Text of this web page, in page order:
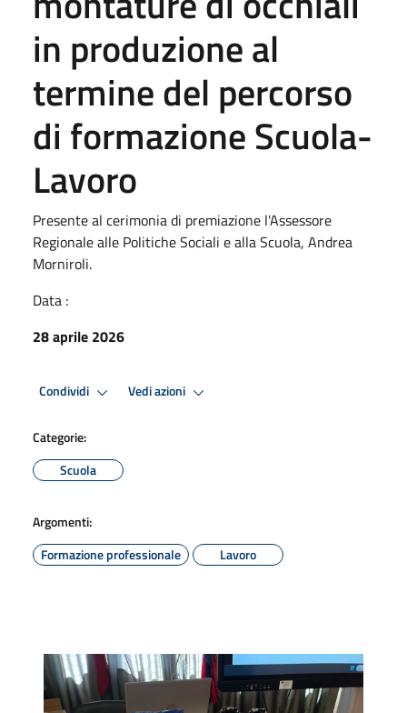
in produzione al
termine del percorso
di formazione Scuola-
Lavoro
Presente al cerimonia di premiazione l'Assessore
Regionale alle Politiche Sociali e alla Scuola, Andrea
Morniroli.
Data :
28 aprile 2026
Condividi Vedi azioni
Categorie:
Scuola
Argomenti:
Formazione professionale
Lavoro